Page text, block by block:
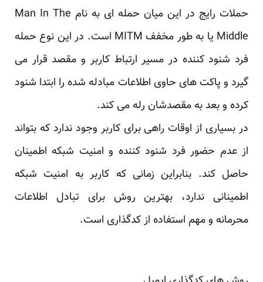
حملات رایج در این میان حمله ای به نام Man In The
Middle یا به طور مخفف MITM است. در این نوع حمله
فرد شنود کننده در مسیر ارتباط کاربر و مقصد قرار می
گیرد و پاکت های حاوی اطلاعات مبادله شده را ابتدا شنود
کرده و بعد به مقصدشان رله می کند.
در بسیاری از اوقات راهی برای کاربر وجود ندارد که بتواند
از عدم حضور فرد شنود کننده و امنیت شبکه اطمینان
حاصل کند. بنابراین زمانی که کاربر به امنیت شبکه
اطمینانی ندارد، بهترین روش برای تبادل اطلاعات
محرمانه و مهم استفاده از کدگذاری است.